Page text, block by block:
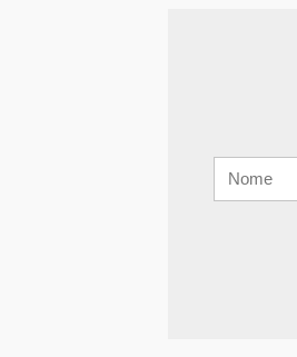
mail